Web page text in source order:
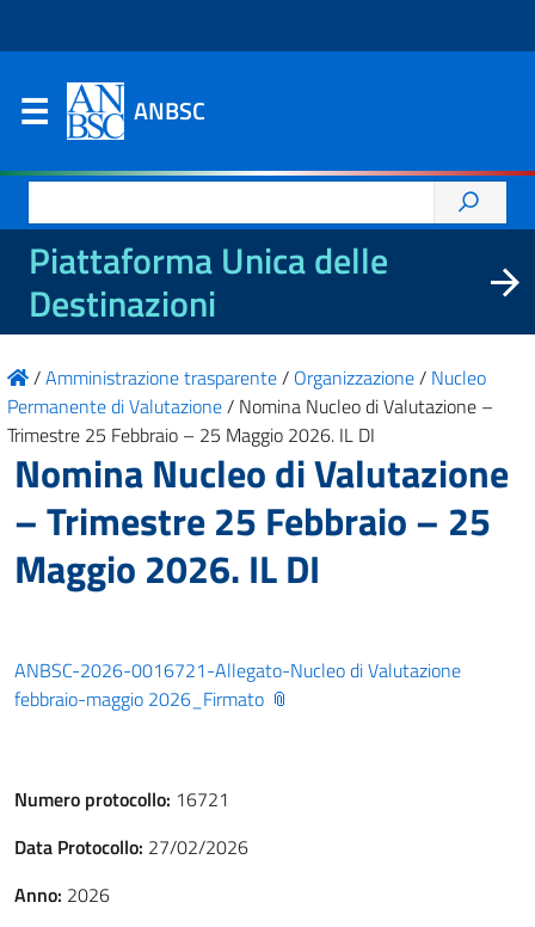
ANBSC
per:
Piattaforma Unica delle
Destinazioni
/Amministrazione trasparente/ Organizzazione/ Nucleo
Permanente di Valutazione/ Nomina Nucleo di Valutazione –
Trimestre 25 Febbraio – 25 Maggio 2026. IL DI
Nomina Nucleo di Valutazione
– Trimestre 25 Febbraio – 25
Maggio 2026. IL DI
ANBSC-2026-0016721-Allegato-Nucleo di Valutazione
febbraio-maggio 2026_Firmato
Numero protocollo: 16721
Data Protocollo: 27/02/2026
Anno: 2026